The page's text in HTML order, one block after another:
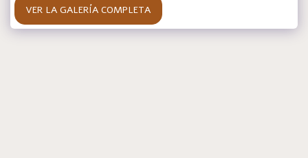
VER LA GALERÍA COMPLETA